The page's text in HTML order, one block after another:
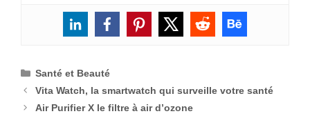
Catégories
Santé et Beauté
Vita Watch, la smartwatch qui surveille votre santé
Air Purifier X le filtre à air d’ozone